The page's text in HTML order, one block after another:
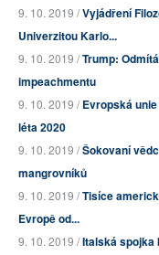
9. 10. 2019 /Vyjádření
Univerzitou Karlo...
9. 10. 2019 /Trump:
impeachmentu
9. 10. 2019 /Evropská
léta 2020
9. 10. 2019 /Šokovaní
mangrovníků
9. 10. 2019 /Tisíce
Evropě od...
9. 10. 2019 /Italská